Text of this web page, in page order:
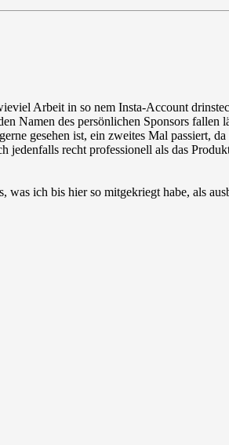
Arbeit in so nem Insta-Account
Namen des persönlichen Sponsors fallen
gesehen ist, ein zweites Mal passiert, da
jedenfalls recht professionell als das
ich bis hier so mitgekriegt habe, als